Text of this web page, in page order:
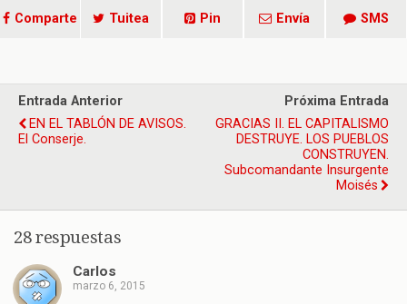
Comparte Tuitea Pin Envía SMS
Entrada Anterior
EN EL TABLÓN DE AVISOS.
El Conserje.
Próxima Entrada
GRACIAS II. EL CAPITALISMO
DESTRUYE. LOS PUEBLOS
CONSTRUYEN.
Subcomandante Insurgente
Moisés
28 respuestas
Carlos
marzo 6, 2015